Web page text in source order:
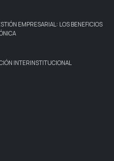
EMPRESARIAL: LOS BENEFICIOS
INTERINSTITUCIONAL